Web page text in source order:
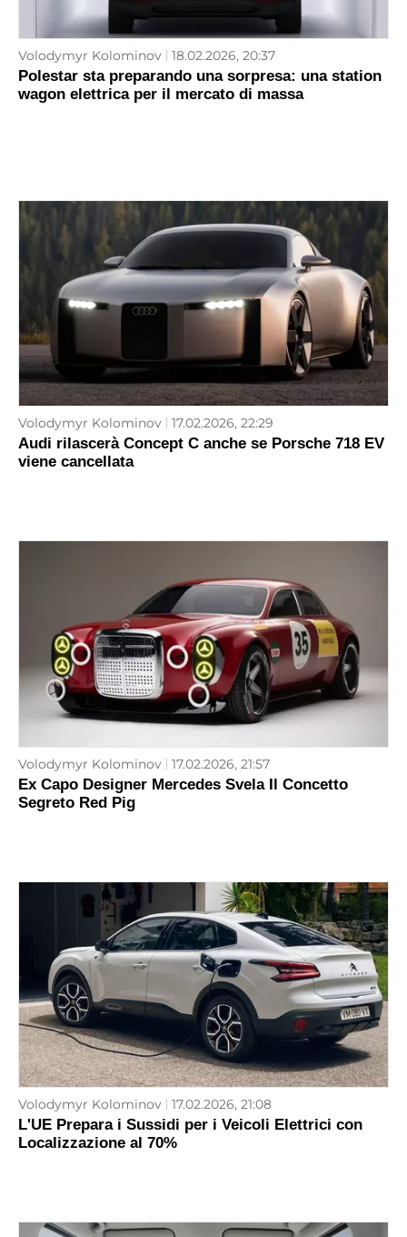
Volodymyr Kolominov 18.02.2026, 20:37
Polestar sta preparando una sorpresa: una station
wagon elettrica per il mercato di massa
Volodymyr Kolominov 17.02.2026, 22:29
Audi rilascerà Concept C anche se Porsche 718 EV
viene cancellata
Volodymyr Kolominov 17.02.2026, 21:57
Ex Capo Designer Mercedes Svela Il Concetto
Segreto Red Pig
Volodymyr Kolominov 17.02.2026, 21:08
L'UE Prepara i Sussidi per i Veicoli Elettrici con
Localizzazione al 70%